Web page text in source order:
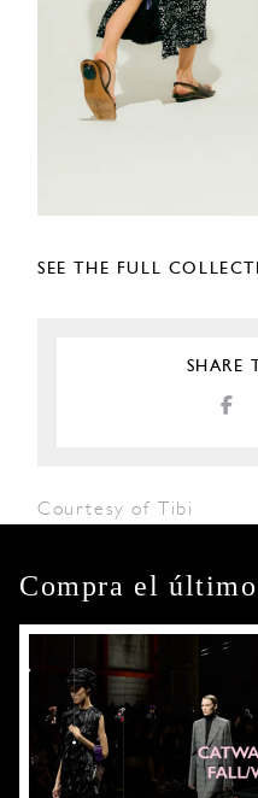
SEE THE FULL
SHARE
Courtesy of Tibi
Compra el